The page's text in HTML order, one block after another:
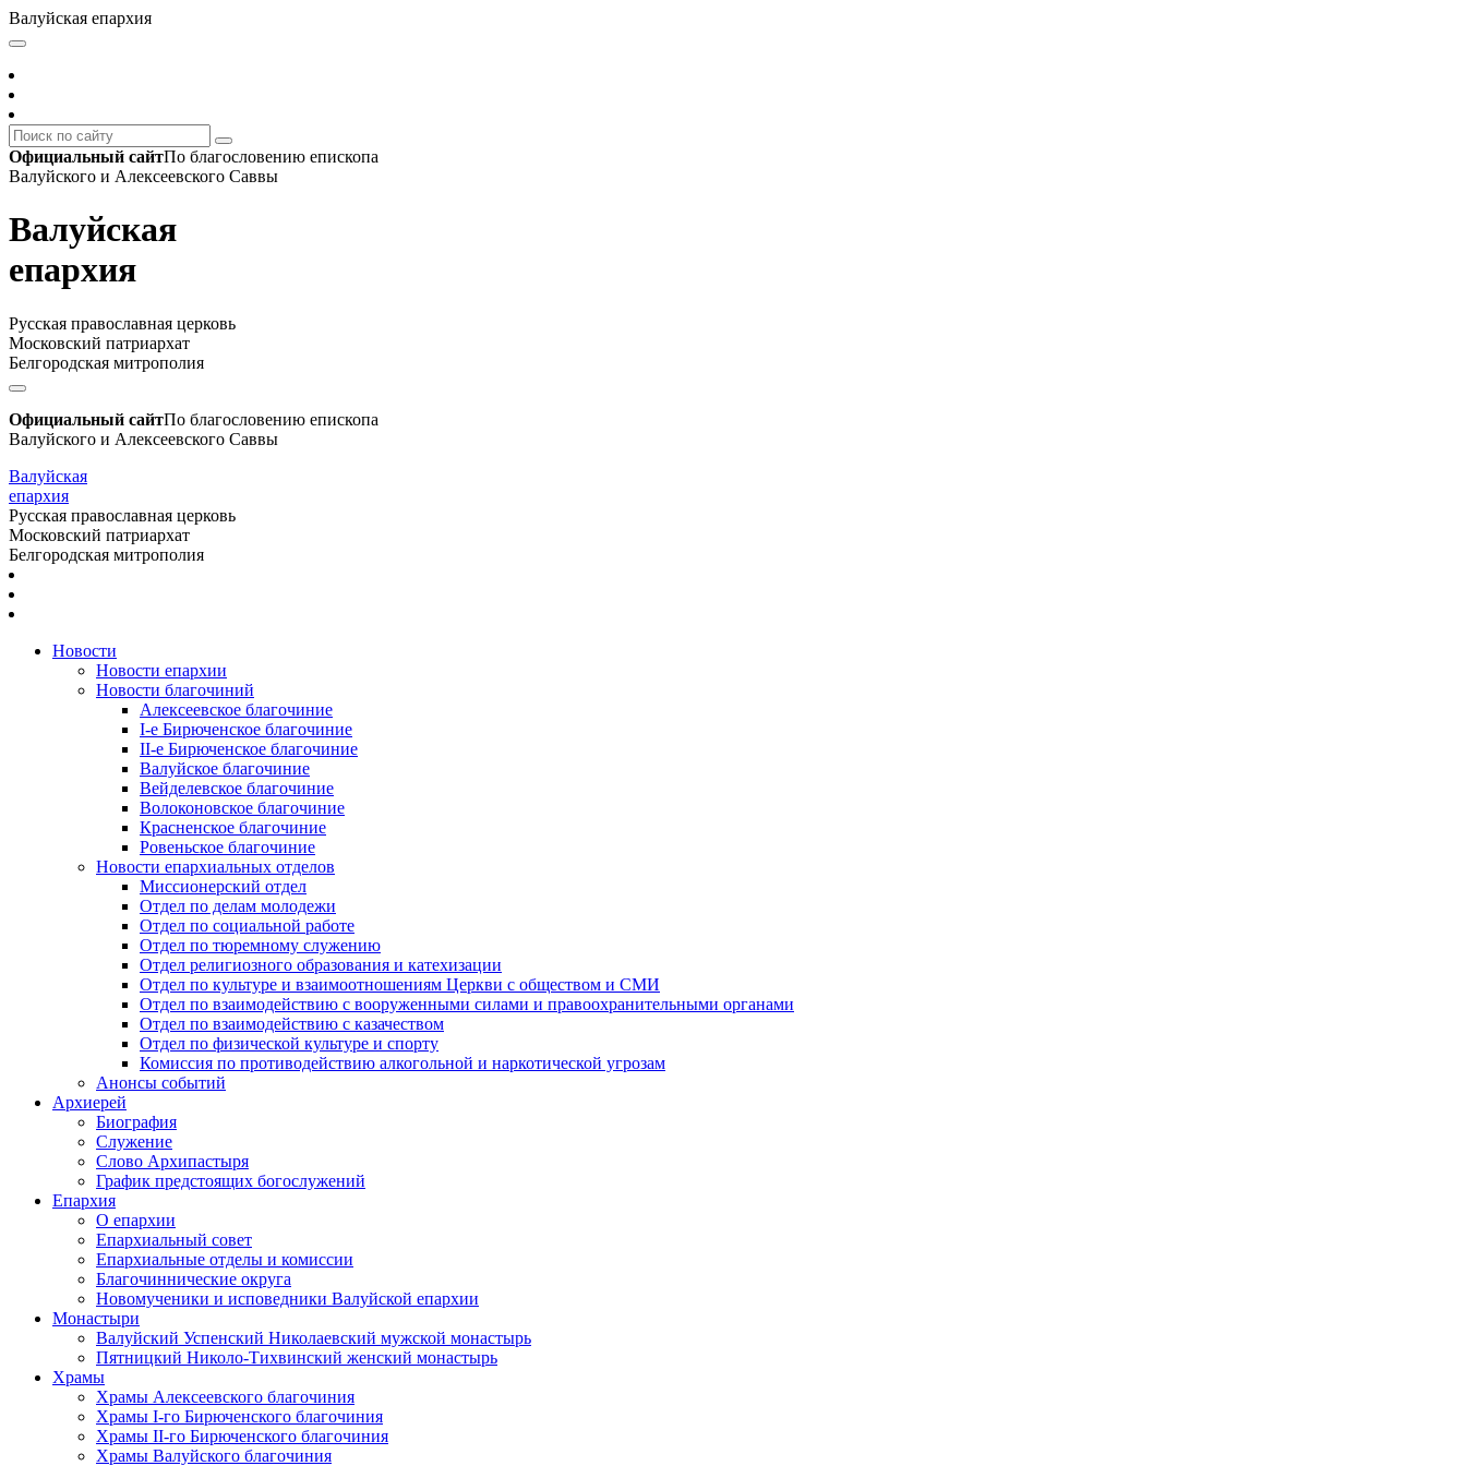
Валуйская епархия
Официальный сайтПо благословению епископа
Валуйского и Алексеевского Саввы
Валуйская
епархия
Русская православная церковь
Московский патриархат
Белгородская митрополия
Официальный сайтПо благословению епископа
Валуйского и Алексеевского Саввы
Валуйская
епархия
Русская православная церковь
Московский патриархат
Белгородская митрополия
Новости
Новости епархии
Новости благочиний
Алексеевское благочиние
I-е Бирюченское благочиние
II-е Бирюченское благочиние
Валуйское благочиние
Вейделевское благочиние
Волоконовское благочиние
Красненское благочиние
Ровеньское благочиние
Новости епархиальных отделов
Миссионерский отдел
Отдел по делам молодежи
Отдел по социальной работе
Отдел по тюремному служению
Отдел религиозного образования и катехизации
Отдел по культуре и взаимоотношениям Церкви с обществом и СМИ
Отдел по взаимодействию с вооруженными силами и правоохранительными органами
Отдел по взаимодействию с казачеством
Отдел по физической культуре и спорту
Комиссия по противодействию алкогольной и наркотической угрозам
Анонсы событий
Архиерей
Биография
Служение
Слово Архипастыря
График предстоящих богослужений
Епархия
О епархии
Епархиальный совет
Епархиальные отделы и комиссии
Благочиннические округа
Новомученики и исповедники Валуйской епархии
Монастыри
Валуйский Успенский Николаевский мужской монастырь
Пятницкий Николо-Тихвинский женский монастырь
Храмы
Храмы Алексеевского благочиния
Храмы I-го Бирюченского благочиния
Храмы II-го Бирюченского благочиния
Храмы Валуйского благочиния